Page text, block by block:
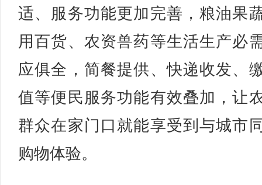
适、服务功能更加完善，粮油果
用百货、农资兽药等生活生产必
应俱全，简餐提供、快递收发、
值等便民服务功能有效叠加，让
群众在家门口就能享受到与城市
购物体验。